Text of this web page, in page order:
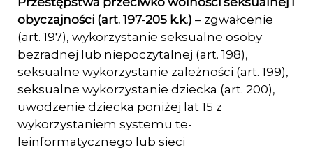
obyczajności (art. 197-205 k.k.) – zgwał­cenie
(art. 197), wykorzystanie seksualne osoby
bezradnej lub niepoczytalnej (art. 198),
seksualne wykorzystanie zależności (art. 199),
seksualne wykorzystanie dziecka (art. 200),
uwodzenie dziecka poniżej lat 15 z
wykorzystaniem systemu te­
leinformatycznego lub sieci